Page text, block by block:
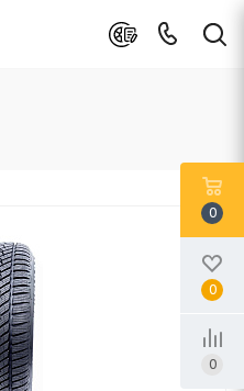
0
0
0